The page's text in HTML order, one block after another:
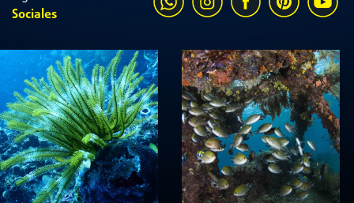
Sociales